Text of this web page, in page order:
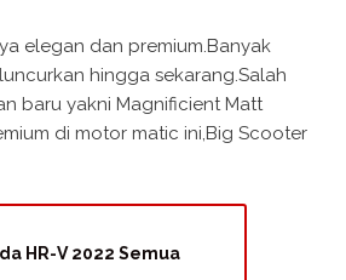
elegan dan premium.Banyak
hingga sekarang.Salah
baru yakni Magnificient Matt
di motor matic ini,Big Scooter
HR-V 2022 Semua